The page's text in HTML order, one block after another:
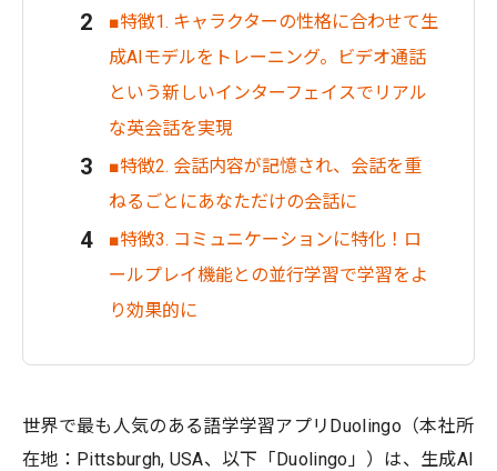
■特徴1. キャラクターの性格に合わせて生
成AIモデルをトレーニング。ビデオ通話
という新しいインターフェイスでリアル
な英会話を実現
■特徴2. 会話内容が記憶され、会話を重
ねるごとにあなただけの会話に
■特徴3. コミュニケーションに特化！ロ
ールプレイ機能との並行学習で学習をよ
り効果的に
世界で最も人気のある語学学習アプリDuolingo（本社所
在地：Pittsburgh, USA、以下「Duolingo」）は、生成AI